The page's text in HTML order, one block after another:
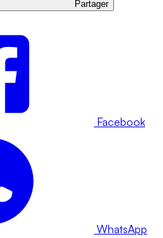
Partager
Facebook
WhatsApp